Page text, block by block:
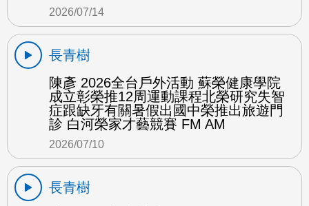
2026/07/14
長青樹
陳彥 2026全台戶外活動 蘇榮健康學院
成立彰榮推12周運動課程北榮研究失智
症跟缺牙有關暑假出國中榮推出旅遊門
診 白河榮家才藝競賽 FM AM
2026/07/10
長青樹